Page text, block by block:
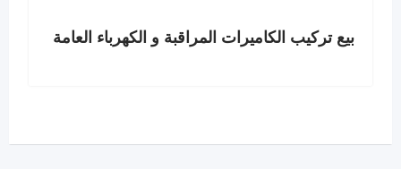
بيع تركيب الكاميرات المراقبة و الكهرباء العامة